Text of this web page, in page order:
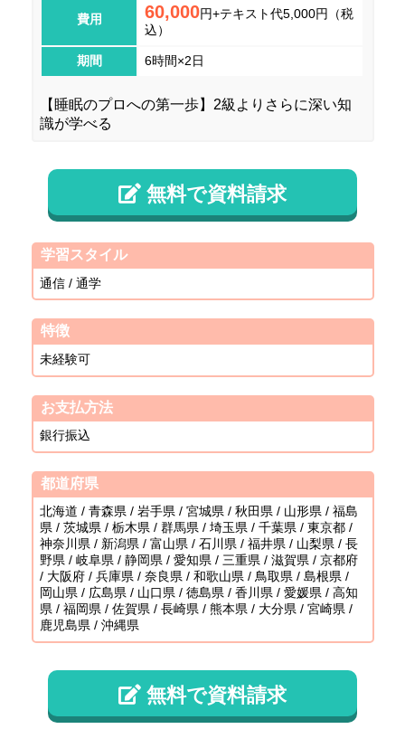
費用 60,000円+テキスト代5,000円（税
込）
期間 6時間×2日
【睡眠のプロへの第一歩】2級よりさらに深い知
識が学べる
無料で資料請求
学習スタイル
通信 / 通学
特徴
未経験可
お支払方法
銀行振込
都道府県
北海道 / 青森県 / 岩手県 / 宮城県 / 秋田県 / 山形県 / 福島
県 / 茨城県 / 栃木県 / 群馬県 / 埼玉県 / 千葉県 / 東京都 /
神奈川県 / 新潟県 / 富山県 / 石川県 / 福井県 / 山梨県 / 長
野県 / 岐阜県 / 静岡県 / 愛知県 / 三重県 / 滋賀県 / 京都府
/ 大阪府 / 兵庫県 / 奈良県 / 和歌山県 / 鳥取県 / 島根県 /
岡山県 / 広島県 / 山口県 / 徳島県 / 香川県 / 愛媛県 / 高知
県 / 福岡県 / 佐賀県 / 長崎県 / 熊本県 / 大分県 / 宮崎県 /
鹿児島県 / 沖縄県
無料で資料請求